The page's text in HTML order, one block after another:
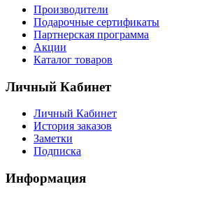
Производители
Подарочные сертификаты
Партнерская программа
Акции
Каталог товаров
Личный Кабинет
Личный Кабинет
История заказов
Заметки
Подписка
Информация